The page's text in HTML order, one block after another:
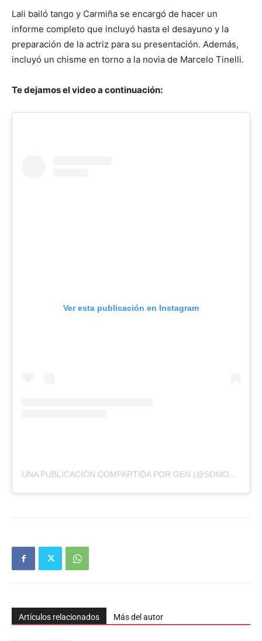
Lali bailó tango y Carmiña se encargó de hacer un
informe completo que incluyó hasta el desayuno y la
preparación de la actriz para su presentación. Además,
incluyó un chisme en torno a la novia de Marcelo Tinelli.
Te dejamos el video a continuación:
Ver esta publicación en Instagram
UNA PUBLICACIÓN COMPARTIDA POR GEN (@SOMOSGEN)
Artículos relacionados Más del autor